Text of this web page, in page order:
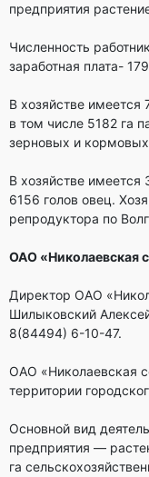
предприятия
Численность
заработная плата-
В хозяйстве имеется
в том числе 5182 га
зерновых и кормовых
В хозяйстве
6156 голов овец.
репродуктора по
ОАО «Николаевская
Директор ОАО
Шилыковский
8(84494) 6-10-47.
ОАО «Николаевская
территории
Основной вид
предприятия —
га